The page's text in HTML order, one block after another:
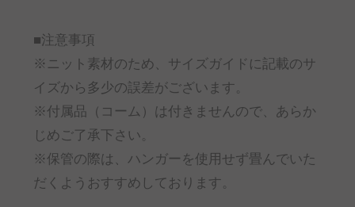
■注意事項
※ニット素材のため、サイズガイドに記載のサ
イズから多少の誤差がございます。
※付属品（コーム）は付きませんので、あらか
じめご了承下さい。
※保管の際は、ハンガーを使用せず畳んでいた
だくようおすすめしております。